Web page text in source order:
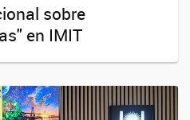
sobre
en IMIT